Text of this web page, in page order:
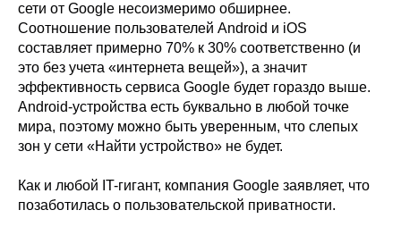
сети от Google несоизмеримо обширнее.
Соотношение пользователей Android и iOS
составляет примерно 70% к 30% соответственно (и
это без учета «интернета вещей»), а значит
эффективность сервиса Google будет гораздо выше.
Android-устройства есть буквально в любой точке
мира, поэтому можно быть уверенным, что слепых
зон у сети «Найти устройство» не будет.
Как и любой IT-гигант, компания Google заявляет, что
позаботилась о пользовательской приватности.